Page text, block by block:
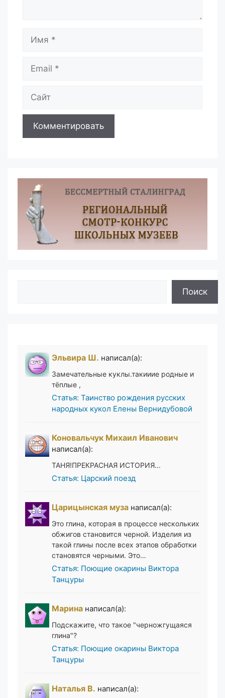
Поиск
Эльвира Ш. написал(а):
Замечательные куклы.такииие родные и
тёплые ,
Статья: Таинство рождения русских
народных кукол Елены Вернидубовой
Коновальчук Михаил Иванович
написал(а):
ТАНЯ!ПРЕКРАСНАЯ ИСТОРИЯ...
Статья: Царский поезд
Царицынская муза написал(а):
Это глина, которая в процессе нескольких
обжигов становится черной. Изделия из
такой глины после всех этапов обработки
становятся черными. Это…
Статья: Поющие окарины Виктора
Танцуры
Марина написал(а):
Подскажите, что такое "черножгущаяся
глина"?
Статья: Поющие окарины Виктора
Танцуры
Наталья В. написал(а):